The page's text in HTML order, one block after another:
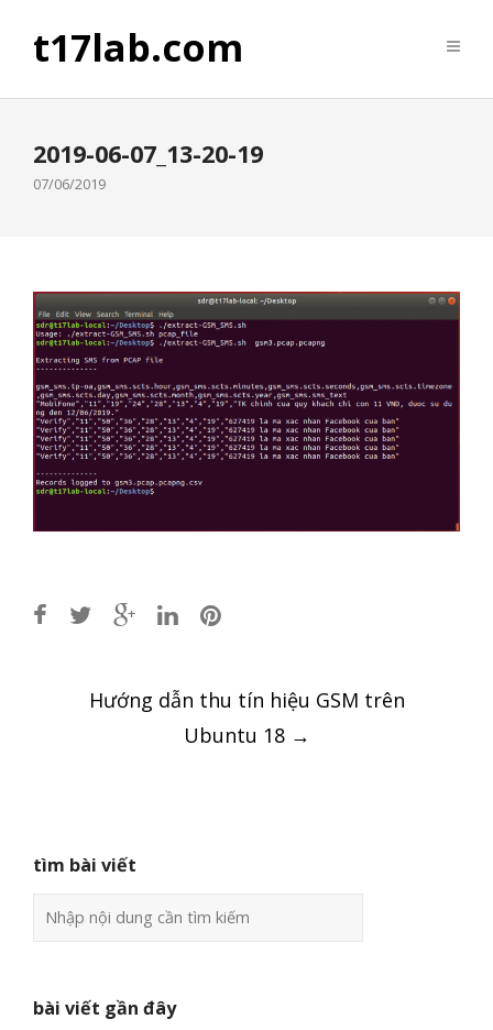
t17lab.com
2019-06-07_13-20-19
07/06/2019
Post
navigation
Hướng dẫn thu tín hiệu GSM trên
Ubuntu 18 →
tìm bài viết
bài viết gần đây